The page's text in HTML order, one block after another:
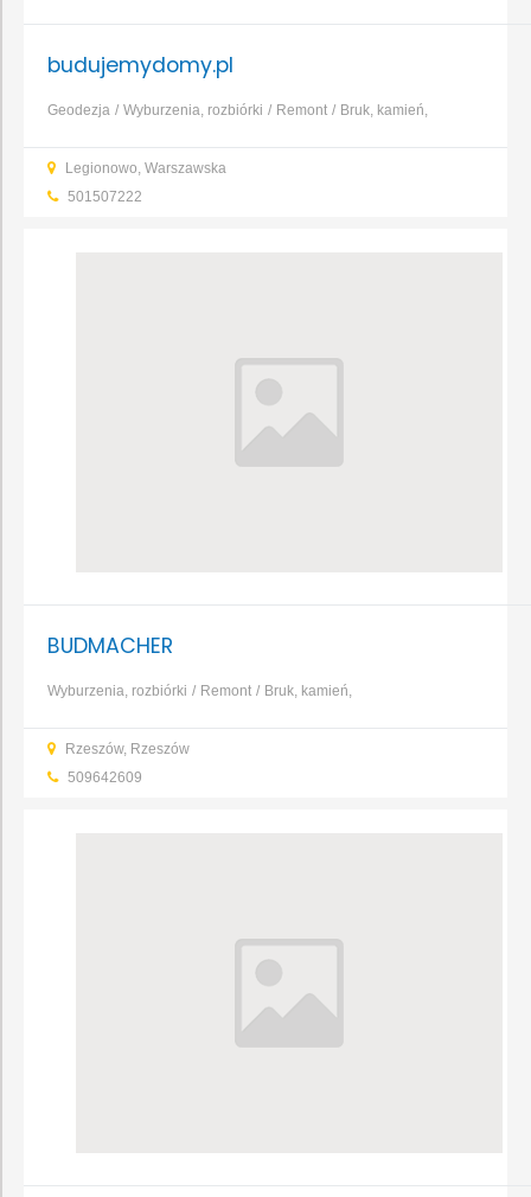
budujemydomy.pl
Geodezja Wyburzenia, rozbiórki Remont
Bruk, kamień,
ziemne, wykopy
Kominy, systemy kominowe
tynkarstwo
...
Legionowo, Warszawska
501507222
BUDMACHER
Wyburzenia, rozbiórki Remont
Bruk, kamień,
systemy kominowe
Konstrukcje i zbrojenia
tynkarstwo
Okna i drzwi
Rzeszów, Rzeszów
509642609